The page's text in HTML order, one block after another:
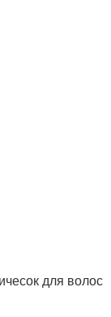
на волосыдля волос